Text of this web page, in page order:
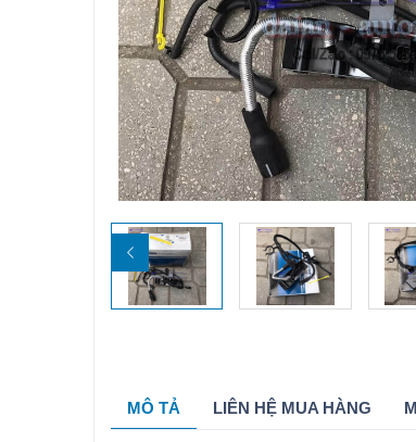
MÔ TẢ LIÊN HỆ MUA HÀNG